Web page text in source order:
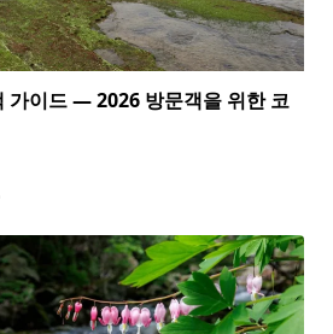
가이드 — 2026 방문객을 위한 코